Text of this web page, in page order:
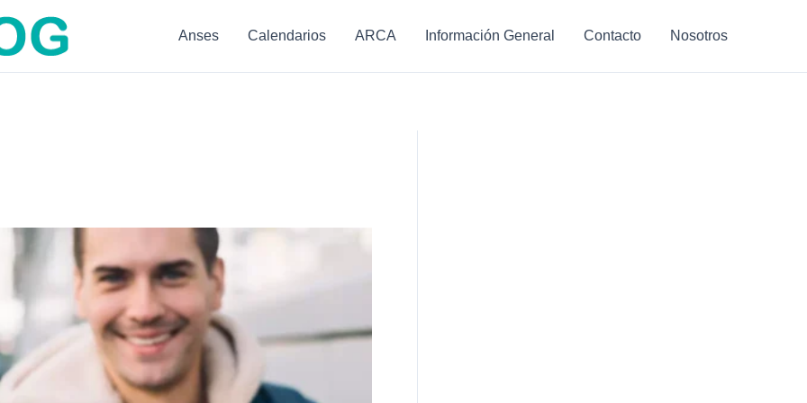
Anses Calendarios ARCA Información General Contacto Nosotros